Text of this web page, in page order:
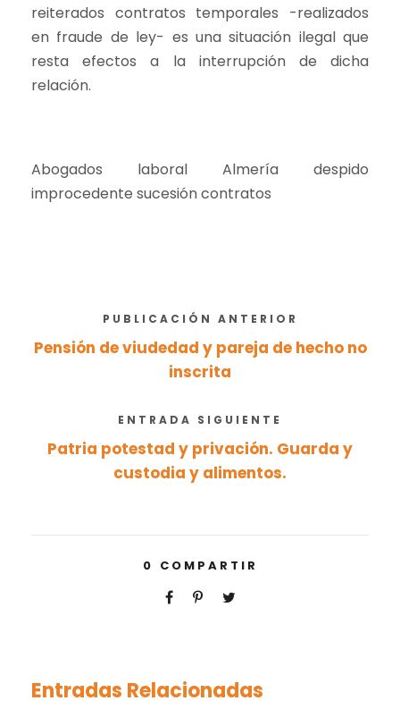
reiterados contratos temporales -realizados
en fraude de ley- es una situación ilegal que
resta efectos a la interrupción de dicha
relación.
Abogados laboral Almería despido
improcedente sucesión contratos
PUBLICACIÓN ANTERIOR
Pensión de viudedad y pareja de hecho no
inscrita
ENTRADA SIGUIENTE
Patria potestad y privación. Guarda y
custodia y alimentos.
0 COMPARTIR
Entradas Relacionadas